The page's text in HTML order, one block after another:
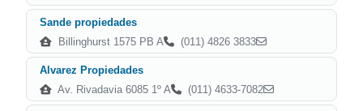
Sande propiedades
Billinghurst 1575 PB A
(011) 4826 3833
Alvarez Propiedades
Av. Rivadavia 6085 1º A
(011) 4633-7082